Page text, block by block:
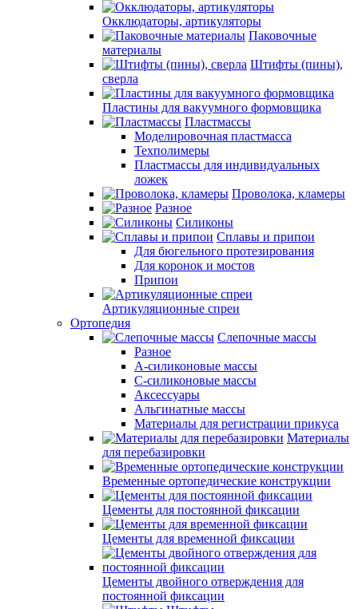
Окклюдаторы, артикуляторы
Паковочные
материалы
Штифты (пины),
сверла
Пластины для вакуумного формовщика
Пластмассы
Моделировочная пластмасса
Техполимеры
Пластмассы для индивидуальных
ложек
Проволока, кламеры
Разное
Силиконы
Сплавы и припои
Для бюгельного протезирования
Для коронок и мостов
Припои
Артикуляционные спреи
Ортопедия
Слепочные массы
Разное
А-силиконовые массы
С-силиконовые массы
Аксессуары
Альгинатные массы
Материалы для регистрации прикуса
Материалы
для перебазировки
Временные ортопедические конструкции
Цементы для постоянной фиксации
Цементы для временной фиксации
Цементы двойного отверждения для
постоянной фиксации